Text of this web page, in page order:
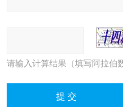
请输入计算结果（填写阿拉伯